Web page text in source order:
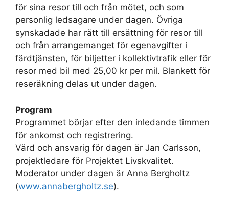
för sina resor till och från mötet, och som
personlig ledsagare under dagen. Övriga
synskadade har rätt till ersättning för resor till
och från arrangemanget för egenavgifter i
färdtjänsten, för biljetter i kollektivtrafik eller för
resor med bil med 25,00 kr per mil. Blankett för
reseräkning delas ut under dagen.
Program
Programmet börjar efter den inledande timmen
för ankomst och registrering.
Värd och ansvarig för dagen är Jan Carlsson,
projektledare för Projektet Livskvalitet.
Moderator under dagen är Anna Bergholtz
(www.annabergholtz.se).